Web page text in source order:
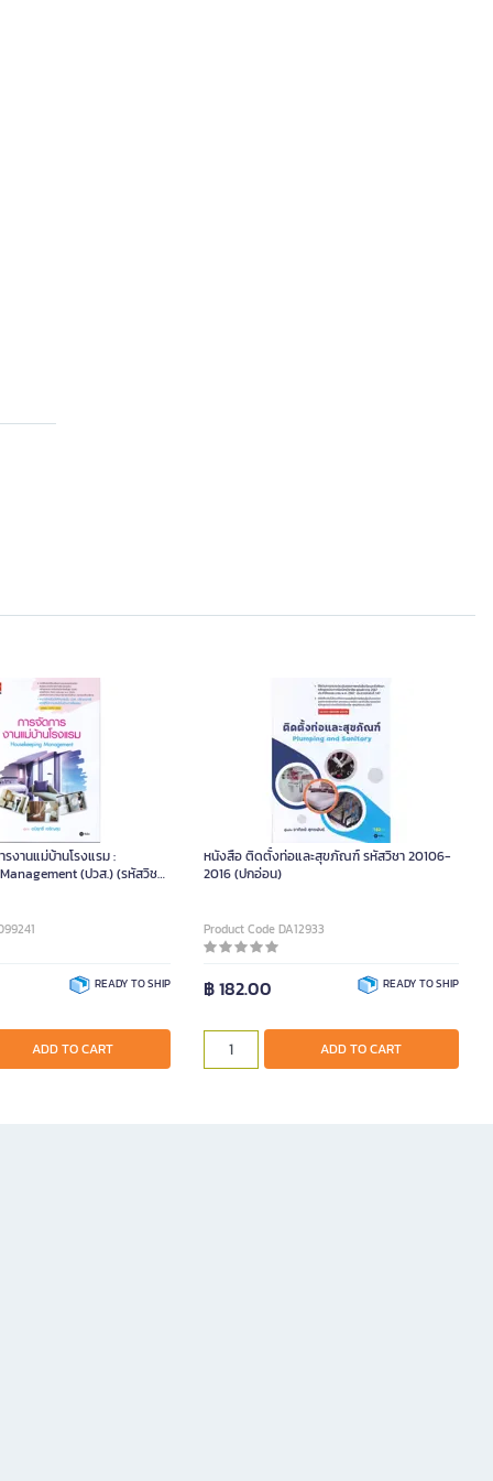
งานแม่บ้านโรงแรม :
(ปวส.) (รหัสวิชา
READY TO SHIP
ADD TO CART
หนังสือ ติดตั้งท่อและสุขภัณฑ์ รหัสวิชา 20106-
2016 (ปกอ่อน)
Product Code DA12933
฿ 182.00 READY TO SHIP
ADD TO CART